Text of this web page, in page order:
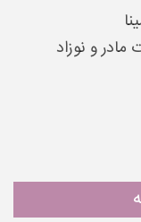
و نوزاد